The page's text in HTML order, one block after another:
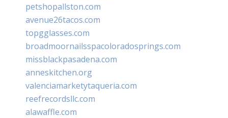
petshopallston.com
avenue26tacos.com
topgglasses.com
broadmoornailsspacoloradosprings.com
missblackpasadena.com
anneskitchen.org
valenciamarketytaqueria.com
reefrecordsllc.com
alawaffle.com